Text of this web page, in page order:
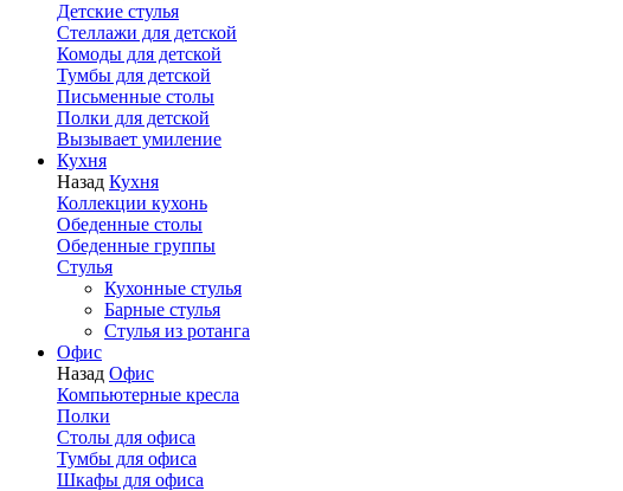
Детские стулья
Стеллажи для детской
Комоды для детской
Тумбы для детской
Письменные столы
Полки для детской
Вызывает умиление
Кухня
Назад Кухня
Коллекции кухонь
Обеденные столы
Обеденные группы
Стулья
Кухонные стулья
Барные стулья
Стулья из ротанга
Офис
Назад Офис
Компьютерные кресла
Полки
Столы для офиса
Тумбы для офиса
Шкафы для офиса